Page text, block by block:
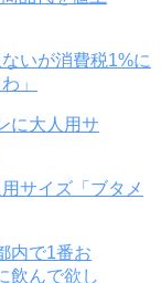
いが消費税1%に
」
サイズ「ブタメ